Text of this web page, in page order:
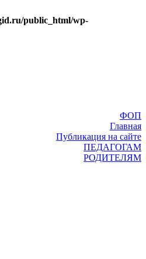
public_html/wp-
ФОП
Главная
Публикация на сайте
ПЕДАГОГАМ
РОДИТЕЛЯМ